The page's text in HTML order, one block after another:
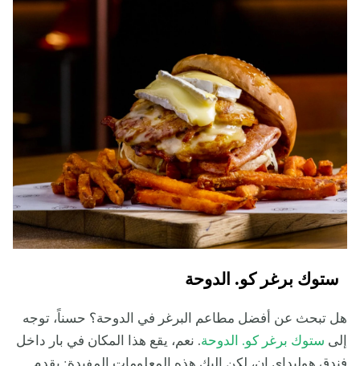
ستوك برغر كو. الدوحة
هل تبحث عن أفضل مطاعم البرغر في الدوحة؟ حسناً، توجه
إلى ستوك برغر كو. الدوحة. نعم، يقع هذا المكان في بار داخل